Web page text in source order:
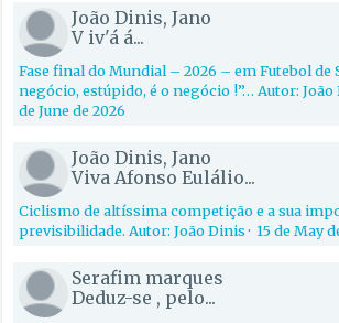
João Dinis, Jano
V iv'á á...
Fase final do Mundial – 2026 – em Futebol de
negócio, estúpido, é o negócio !”… Autor: João
de June de 2026
João Dinis, Jano
Viva Afonso Eulálio...
Ciclismo de altíssima competição e a sua
previsibilidade. Autor: João Dinis·15 de May
Serafim marques
Deduz-se , pelo...